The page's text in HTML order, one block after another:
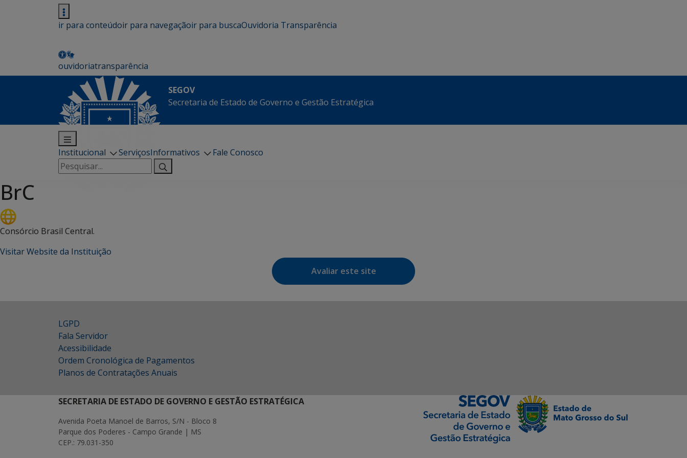
ir para conteúdoir para navegaçãoir para buscaOuvidoria Transparência
ouvidoriatransparência
SEGOV
Secretaria de Estado de Governo e Gestão Estratégica
Institucional ServiçosInformativos
Fale Conosco
Pesquisar
por:
BrC
Consórcio Brasil Central.
Visitar Website da Instituição
Avaliar este site
LGPD
Fala Servidor
Acessibilidade
Ordem Cronológica de Pagamentos
Planos de Contratações Anuais
SECRETARIA DE ESTADO DE GOVERNO E GESTÃO ESTRATÉGICA
Avenida Poeta Manoel de Barros, S/N - Bloco 8
Parque dos Poderes - Campo Grande | MS
CEP.: 79.031-350